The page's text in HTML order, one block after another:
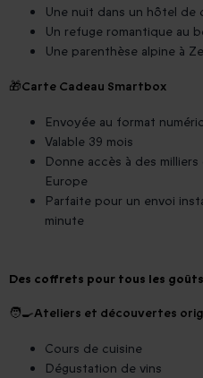
Une nuit dans un hôtel de
Un refuge romantique au
Une parenthèse alpine à
🎁Carte Cadeau Smartbox
Envoyée au format
Valable 39 mois
Donne accès à des
Europe
Parfaite pour un envoi
minute
Des coffrets pour tous les
🧑‍🍳Ateliers et découvertes
Cours de cuisine
Dégustation de vins